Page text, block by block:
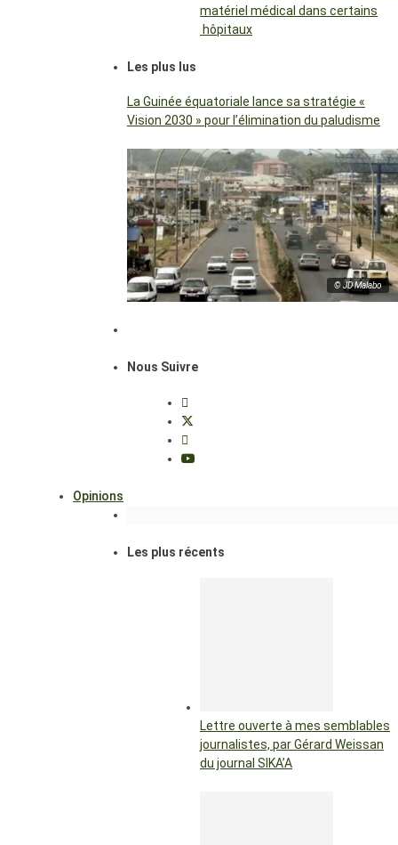
matériel médical dans certains
hôpitaux
Les plus lus
La Guinée équatoriale lance sa stratégie «
Vision 2030 » pour l’élimination du paludisme
© JD Malabo
Nous Suivre
Opinions
Les plus récents
Lettre ouverte à mes semblables
journalistes, par Gérard Weissan
du journal SIKA’A